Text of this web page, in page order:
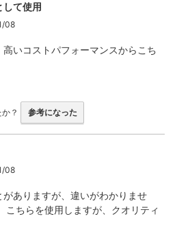
して使用
5
08
いコストパフォーマンスからこち
？ 参考になった
5
08
ありますが、違いがわかりませ
こちらを使用しますが、クオリティ